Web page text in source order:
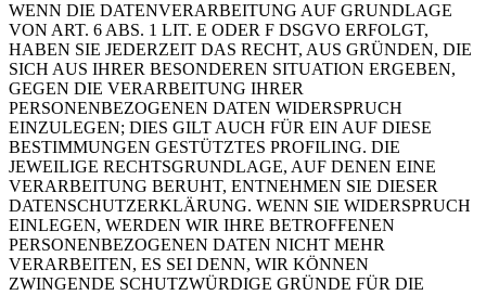
WENN DIE DATENVERARBEITUNG AUF GRUNDLAGE
VON ART. 6 ABS. 1 LIT. E ODER F DSGVO ERFOLGT,
HABEN SIE JEDERZEIT DAS RECHT, AUS GRÜNDEN, DIE
SICH AUS IHRER BESONDEREN SITUATION ERGEBEN,
GEGEN DIE VERARBEITUNG IHRER
PERSONENBEZOGENEN DATEN WIDERSPRUCH
EINZULEGEN; DIES GILT AUCH FÜR EIN AUF DIESE
BESTIMMUNGEN GESTÜTZTES PROFILING. DIE
JEWEILIGE RECHTSGRUNDLAGE, AUF DENEN EINE
VERARBEITUNG BERUHT, ENTNEHMEN SIE DIESER
DATENSCHUTZERKLÄRUNG. WENN SIE WIDERSPRUCH
EINLEGEN, WERDEN WIR IHRE BETROFFENEN
PERSONENBEZOGENEN DATEN NICHT MEHR
VERARBEITEN, ES SEI DENN, WIR KÖNNEN
ZWINGENDE SCHUTZWÜRDIGE GRÜNDE FÜR DIE